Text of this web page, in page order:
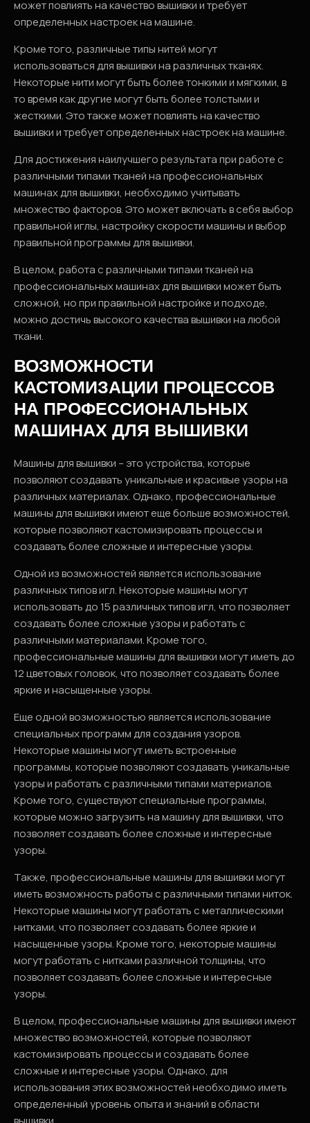
может повлиять на качество вышивки и требует
определенных настроек на машине.
Кроме того, различные типы нитей могут
использоваться для вышивки на различных тканях.
Некоторые нити могут быть более тонкими и мягкими, в
то время как другие могут быть более толстыми и
жесткими. Это также может повлиять на качество
вышивки и требует определенных настроек на машине.
Для достижения наилучшего результата при работе с
различными типами тканей на профессиональных
машинах для вышивки, необходимо учитывать
множество факторов. Это может включать в себя выбор
правильной иглы, настройку скорости машины и выбор
правильной программы для вышивки.
В целом, работа с различными типами тканей на
профессиональных машинах для вышивки может быть
сложной, но при правильной настройке и подходе,
можно достичь высокого качества вышивки на любой
ткани.
ВОЗМОЖНОСТИ
КАСТОМИЗАЦИИ ПРОЦЕССОВ
НА ПРОФЕССИОНАЛЬНЫХ
МАШИНАХ ДЛЯ ВЫШИВКИ
Машины для вышивки – это устройства, которые
позволяют создавать уникальные и красивые узоры на
различных материалах. Однако, профессиональные
машины для вышивки имеют еще больше возможностей,
которые позволяют кастомизировать процессы и
создавать более сложные и интересные узоры.
Одной из возможностей является использование
различных типов игл. Некоторые машины могут
использовать до 15 различных типов игл, что позволяет
создавать более сложные узоры и работать с
различными материалами. Кроме того,
профессиональные машины для вышивки могут иметь до
12 цветовых головок, что позволяет создавать более
яркие и насыщенные узоры.
Еще одной возможностью является использование
специальных программ для создания узоров.
Некоторые машины могут иметь встроенные
программы, которые позволяют создавать уникальные
узоры и работать с различными типами материалов.
Кроме того, существуют специальные программы,
которые можно загрузить на машину для вышивки, что
позволяет создавать более сложные и интересные
узоры.
Также, профессиональные машины для вышивки могут
иметь возможность работы с различными типами ниток.
Некоторые машины могут работать с металлическими
нитками, что позволяет создавать более яркие и
насыщенные узоры. Кроме того, некоторые машины
могут работать с нитками различной толщины, что
позволяет создавать более сложные и интересные
узоры.
В целом, профессиональные машины для вышивки имеют
множество возможностей, которые позволяют
кастомизировать процессы и создавать более
сложные и интересные узоры. Однако, для
использования этих возможностей необходимо иметь
определенный уровень опыта и знаний в области